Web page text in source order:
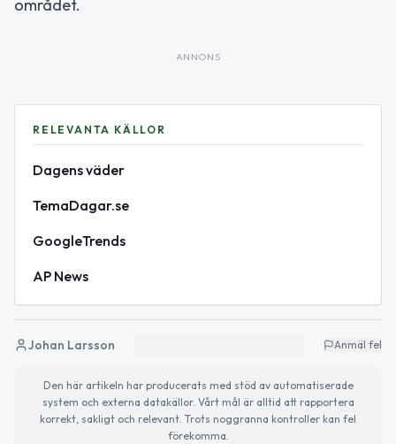
området.
ANNONS
RELEVANTA KÄLLOR
Dagens väder
TemaDagar.se
GoogleTrends
AP News
Johan Larsson Anmäl fel
Den här artikeln har producerats med stöd av automatiserade
system och externa datakällor. Vårt mål är alltid att rapportera
korrekt, sakligt och relevant. Trots noggranna kontroller kan fel
förekomma.